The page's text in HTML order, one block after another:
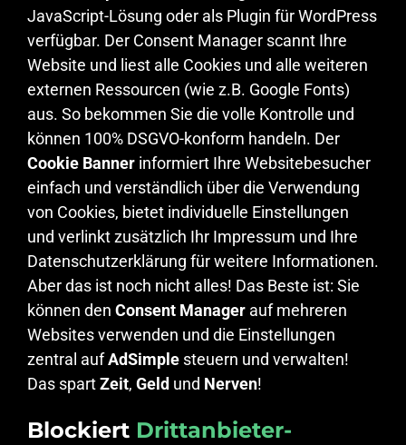
JavaScript-Lösung oder als Plugin für WordPress
verfügbar. Der Consent Manager scannt Ihre
Website und liest alle Cookies und alle weiteren
externen Ressourcen (wie z.B. Google Fonts)
aus. So bekommen Sie die volle Kontrolle und
können 100% DSGVO-konform handeln. Der
Cookie Banner informiert Ihre Websitebesucher
einfach und verständlich über die Verwendung
von Cookies, bietet individuelle Einstellungen
und verlinkt zusätzlich Ihr Impressum und Ihre
Datenschutzerklärung für weitere Informationen.
Aber das ist noch nicht alles! Das Beste ist: Sie
können den Consent Manager auf mehreren
Websites verwenden und die Einstellungen
zentral aufAdSimple steuern und verwalten!
Das spartZeit, Geld und Nerven!
Blockiert Drittanbieter-